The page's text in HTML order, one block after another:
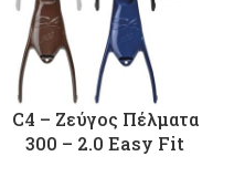
C4 – Ζεύγος Πέλματα
300 – 2.0 Easy Fit